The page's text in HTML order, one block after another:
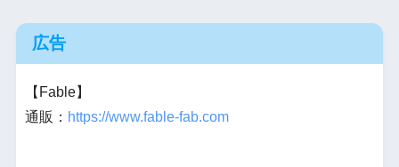
広告
【Fable】
通販： https://www.fable-fab.com